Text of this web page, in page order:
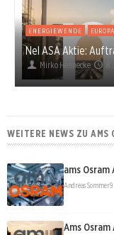
ENERGIEWENDE EUROPA
Nel ASA Aktie:
Mirko Hennecke
WEITERE NEWS ZU AMS
ams
Andreas Sommer
Ams